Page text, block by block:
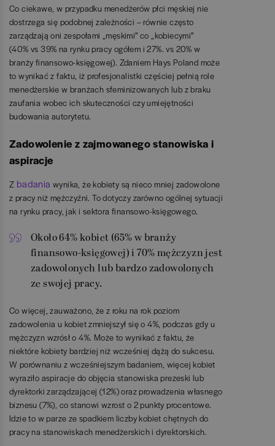
Co ciekawe, w przypadku menedżerów płci męskiej nie
dostrzega się podobnej zależności – równie często
zarządzają oni zespołami „męskimi” co „kobiecymi”
(40% vs 39% na rynku pracy ogółem i 27%. vs 20% w
branży finansowo-księgowej). Zdaniem Hays Poland może
to wynikać z faktu, iż profesjonalistki częściej pełnią role
menedżerskie w branżach sfeminizowanych lub z braku
zaufania wobec ich skuteczności czy umiejętności
budowania autorytetu.
Zadowolenie z zajmowanego stanowiska i
aspiracje
Z badania wynika, że kobiety są nieco mniej zadowolone
z pracy niż mężczyźni. To dotyczy zarówno ogólnej sytuacji
na rynku pracy, jak i sektora finansowo-księgowego.
Około 64% kobiet (65% w branży
finansowo-księgowej) i 70% mężczyzn jest
zadowolonych lub bardzo zadowolonych
ze swojej pracy.
Co więcej, zauważono, że z roku na rok poziom
zadowolenia u kobiet zmniejszył się o 4%, podczas gdy u
mężczyzn wzrósł o 4%. Może to wynikać z faktu, że
niektóre kobiety bardziej niż wcześniej dążą do sukcesu.
W porównaniu z wcześniejszym badaniem, więcej kobiet
wyraziło aspiracje do objęcia stanowiska prezeski lub
dyrektorki zarządzającej (12%) oraz prowadzenia własnego
biznesu (7%), co stanowi wzrost o 2 punkty procentowe.
Idzie to w parze ze spadkiem liczby kobiet chętnych do
pracy na stanowiskach menedżerskich i dyrektorskich.